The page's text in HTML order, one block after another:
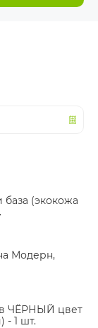
(экокожа
Модерн,
в ЧЁРНЫЙ цвет
- 1 шт.